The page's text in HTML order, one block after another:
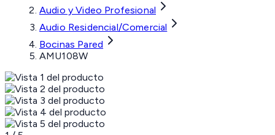
Audio y Video Profesional
Audio Residencial/Comercial
Bocinas Pared
AMU108W